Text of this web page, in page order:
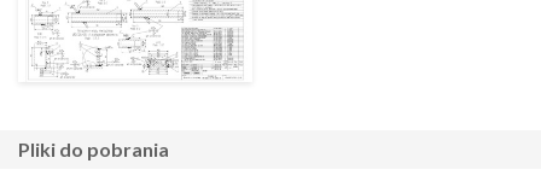
pliki do pobrania